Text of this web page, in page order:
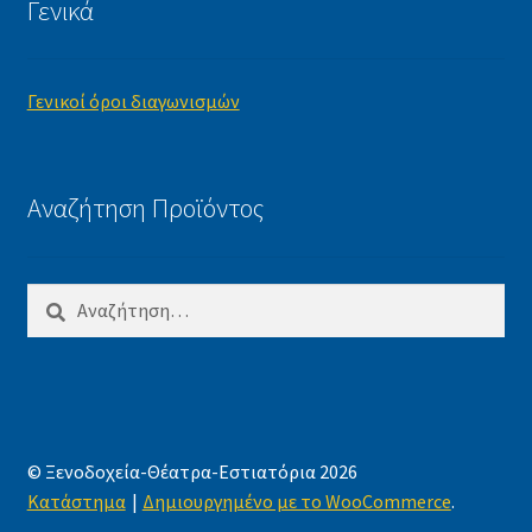
Γενικά
Γενικοί όροι διαγωνισμών
Αναζήτηση Προϊόντος
Αναζήτηση
© Ξενοδοχεία-Θέατρα-Εστιατόρια 2026
Κατάστημα
Δημιουργημένο με το WooCommerce.